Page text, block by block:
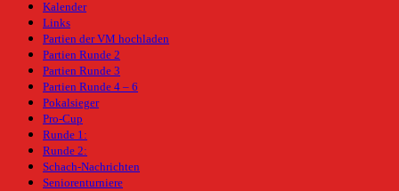
Kalender
Links
Partien der VM hochladen
Partien Runde 2
Partien Runde 3
Partien Runde 4 – 6
Pokalsieger
Pro-Cup
Runde 1:
Runde 2:
Schach-Nachrichten
Seniorenturniere